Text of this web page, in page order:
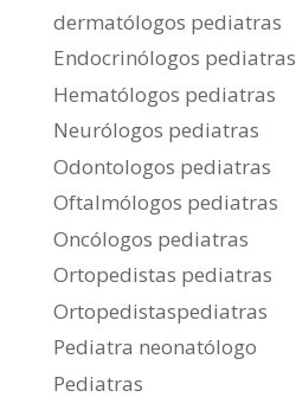
dermatólogos pediatras
Endocrinólogos pediatras
Hematólogos pediatras
Neurólogos pediatras
Odontologos pediatras
Oftalmólogos pediatras
Oncólogos pediatras
Ortopedistas pediatras
Ortopedistaspediatras
Pediatra neonatólogo
Pediatras